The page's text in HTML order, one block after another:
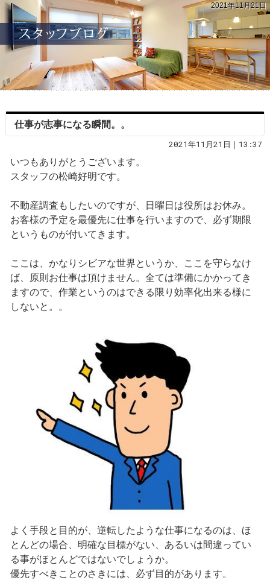
2021年11月21日
仕事が志事になる瞬間。。
2021年11月21日｜13:37
いつもありがとうございます。
スタッフの松崎好明です。
不動産調査もしたいのですが、日曜日は役所はお休み。
お客様の予定を最優先に仕事を行いますので、必ず期限
というものが付いてきます。
ここは、かなりシビアな世界というか、ここを守らなけ
ば、原則お仕事は頂けません。全ては準備にかかってき
ますので、作業というのはできる限り効率化出来る様に
しないと。。
よく手段と目的が、逆転したような仕事になるのは、ほ
とんどの場合、明確な目標がない、あるいは間違ってい
る事がほとんどではないでしょうか。
優先すべきことのさきには、必ず目的があります。